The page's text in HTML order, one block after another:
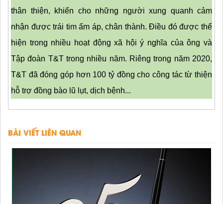
thân thiện, khiến cho những người xung quanh cảm
nhận được trái tim ấm áp, chân thành. Điều đó được thể
hiện trong nhiều hoạt động xã hội ý nghĩa của ông và
Tập đoàn T&T trong nhiều năm. Riêng trong năm 2020,
T&T đã đóng góp hơn 100 tỷ đồng cho công tác từ thiện
hỗ trợ đồng bào lũ lụt, dịch bệnh...
BÀI VIẾT LIÊN QUAN